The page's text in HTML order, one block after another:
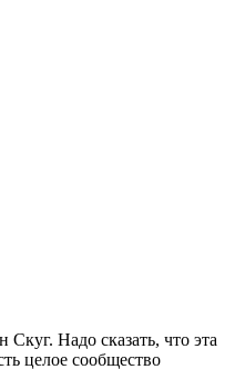
Надо сказать, что эта
целое сообщество